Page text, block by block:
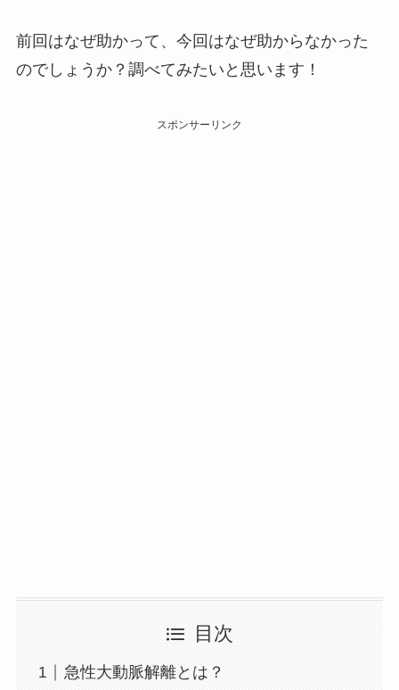
前回はなぜ助かって、今回はなぜ助からなかった
のでしょうか？調べてみたいと思います！
スポンサーリンク
目次
急性大動脈解離とは？